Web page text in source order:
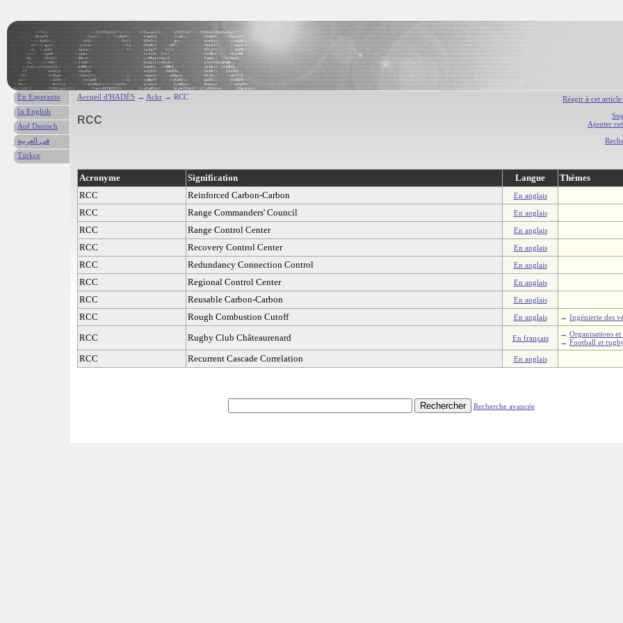
Réagir à cet
Ajouter
Accueil d'HADÈS → Ackr → RCC
RCC
Acronyme Signification Langue
Thèmes
RCC
Reinforced Carbon-Carbon En anglais
RCC Range Commanders' Council En anglais
RCC Range Control Center En anglais
RCC Recovery Control Center En anglais
RCC Redundancy Connection Control En anglais
RCC Regional Control Center En anglais
RCC Reusable Carbon-Carbon En anglais
RCC Rough Combustion Cutoff En anglais → Ingénierie des
RCC Rugby Club Châteaurenard En français → Organisations et
→ Football et
RCC Recurrent Cascade Correlation En anglais
Recherche avancée
En Esperanto
In English
Auf Deutsch
في العربية
Türkçe